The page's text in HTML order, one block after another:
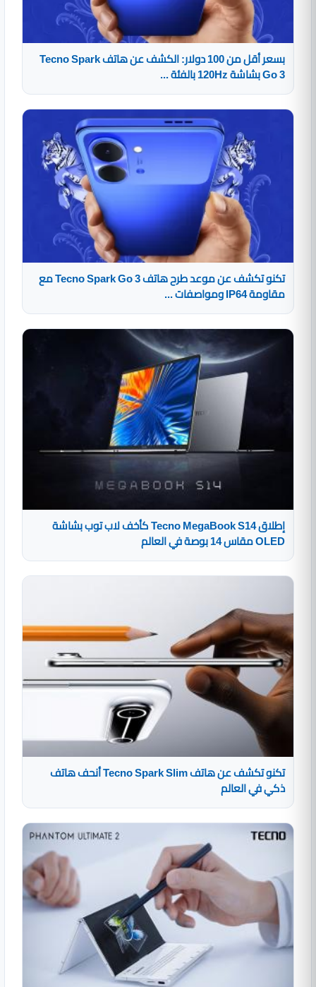
بسعر أقل من 100 دولار: الكشف عن هاتف Tecno Spark
Go 3 بشاشة 120Hz بالفئة ...
تكنو تكشف عن موعد طرح هاتف Tecno Spark Go 3 مع
مقاومة IP64 ومواصفات ...
إطلاق Tecno MegaBook S14 كأخف لاب توب بشاشة
OLED مقاس 14 بوصة في العالم
تكنو تكشف عن هاتف Tecno Spark Slim أنحف هاتف
ذكي في العالم